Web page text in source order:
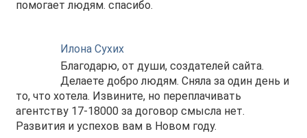
помогает людям. спасибо.
Илона Сухих
Благодарю, от души, создателей сайта.
Делаете добро людям. Сняла за один день и
то, что хотела. Извините, но переплачивать
агентству 17-18000 за договор смысла нет.
Развития и успехов вам в Новом году.